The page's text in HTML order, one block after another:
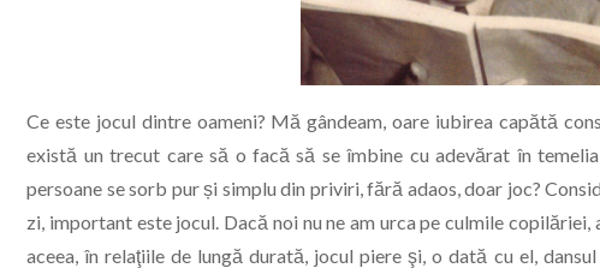
Ce este jocul dintre oameni? Mă gândeam, oare iubirea capătă
există un trecut care să o facă să se îmbine cu adevărat în
persoane se sorb pur și simplu din priviri, fără adaos, doar joc?
zi, important este jocul. Dacă noi nu ne am urca pe culmile
aceea, în relaţiile de lungă durată, jocul piere şi, o dată cu el,